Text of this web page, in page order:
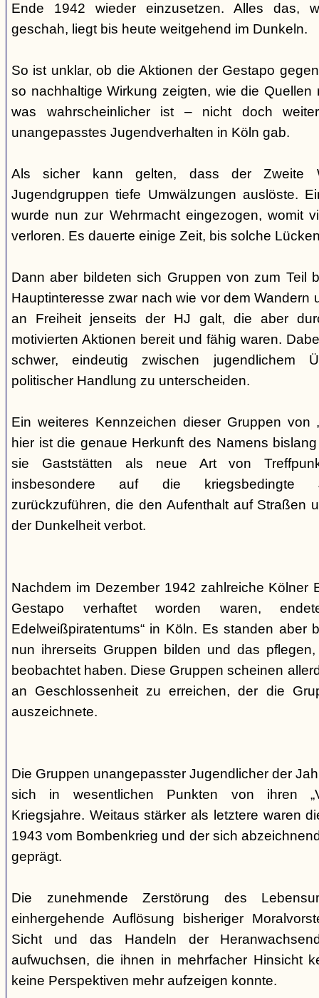
Ende 1942 wieder einzusetzen. Alles das,
geschah, liegt bis heute weitgehend im Dunkeln.
So ist unklar, ob die Aktionen der Gestapo
so nachhaltige Wirkung zeigten, wie die
was wahrscheinlicher ist – nicht doch
unangepasstes Jugendverhalten in Köln gab.
Als sicher kann gelten, dass der Zweite
Jugendgruppen tiefe Umwälzungen auslöste.
wurde nun zur Wehrmacht eingezogen, womit
verloren. Es dauerte einige Zeit, bis solche
Dann aber bildeten sich Gruppen von zum Teil
Hauptinteresse zwar nach wie vor dem Wandern
an Freiheit jenseits der HJ galt, die aber
motivierten Aktionen bereit und fähig waren.
schwer, eindeutig zwischen jugendlichem
politischer Handlung zu unterscheiden.
Ein weiteres Kennzeichen dieser Gruppen von
hier ist die genaue Herkunft des Namens
sie Gaststätten als neue Art von
insbesondere auf die kriegsbedingte
zurückzuführen, die den Aufenthalt auf Straßen
der Dunkelheit verbot.
Nachdem im Dezember 1942 zahlreiche Kölner
Gestapo verhaftet worden waren,
Edelweißpiratentums“ in Köln. Es standen aber
nun ihrerseits Gruppen bilden und das
beobachtet haben. Diese Gruppen scheinen
an Geschlossenheit zu erreichen, der die
auszeichnete.
Die Gruppen unangepasster Jugendlicher der
sich in wesentlichen Punkten von ihren
Kriegsjahre. Weitaus stärker als letztere waren
1943 vom Bombenkrieg und der sich
geprägt.
Die zunehmende Zerstörung des
einhergehende Auflösung bisheriger
Sicht und das Handeln der
aufwuchsen, die ihnen in mehrfacher Hinsicht
keine Perspektiven mehr aufzeigen konnte.